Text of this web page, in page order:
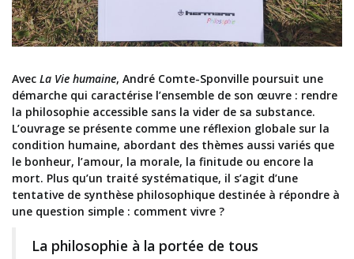
Avec La Vie humaine, André Comte-Sponville poursuit une
démarche qui caractérise l’ensemble de son œuvre : rendre
la philosophie accessible sans la vider de sa substance.
L’ouvrage se présente comme une réflexion globale sur la
condition humaine, abordant des thèmes aussi variés que
le bonheur, l’amour, la morale, la finitude ou encore la
mort. Plus qu’un traité systématique, il s’agit d’une
tentative de synthèse philosophique destinée à répondre à
une question simple : comment vivre ?
La philosophie à la portée de tous